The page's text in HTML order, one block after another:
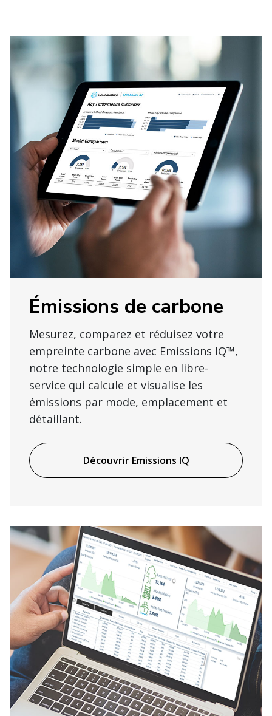
Émissions de carbone
Mesurez, comparez et réduisez votre
empreinte carbone avec Emissions IQ™,
notre technologie simple en libre-
service qui calcule et visualise les
émissions par mode, emplacement et
détaillant.
Découvrir Emissions IQ